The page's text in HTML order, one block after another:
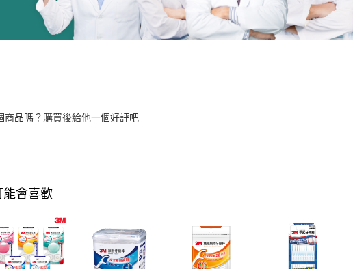
商品嗎？購買後給他一個好評吧
能會喜歡